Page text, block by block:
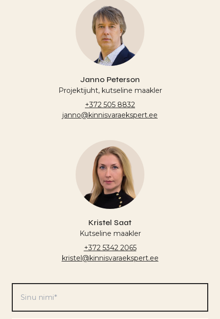
Janno Peterson
Projektijuht, kutseline maakler
+372 505 8832
janno@kinnisvaraekspert.ee
Kristel Saat
Kutseline maakler
+372 5342 2065
kristel@kinnisvaraekspert.ee
nimi
*